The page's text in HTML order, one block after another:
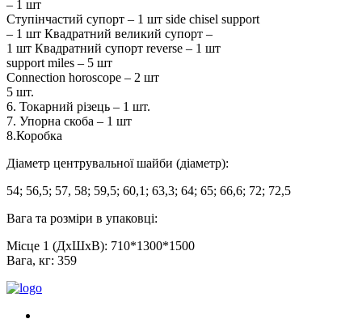
– 1 шт
Ступінчастий супорт – 1 шт side chisel support
– 1 шт Квадратний великий супорт –
1 шт Квадратний супорт reverse – 1 шт
support miles – 5 шт
Connection horoscope – 2 шт
5 шт.
6. Токарний різець – 1 шт.
7. Упорна скоба – 1 шт
8.Коробка
Діаметр центрувальної шайби (діаметр):
54; 56,5; 57, 58; 59,5; 60,1; 63,3; 64; 65; 66,6; 72; 72,5
Вага та розміри в упаковці:
Місце 1 (ДхШхВ): 710*1300*1500
Вага, кг: 359